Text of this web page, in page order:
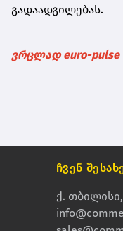
გადაადგილებას.
ვრცლად euro-pulse
ჩვენ
ქ. თბილისი,